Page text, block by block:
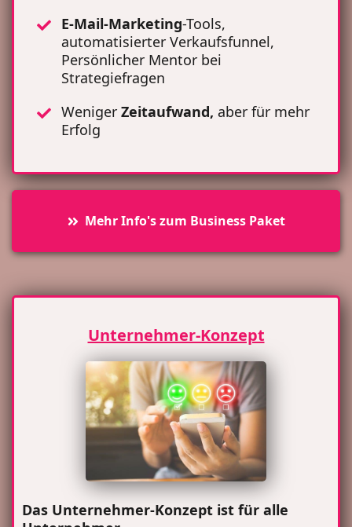
E-Mail-Marketing-Tools,
automatisierter Verkaufsfunnel,
Persönlicher Mentor bei
Strategiefragen
Weniger Zeitaufwand, aber für mehr
Erfolg
Mehr Info's zum Business Paket
Unternehmer-Konzept
Das Unternehmer-Konzept ist für alle